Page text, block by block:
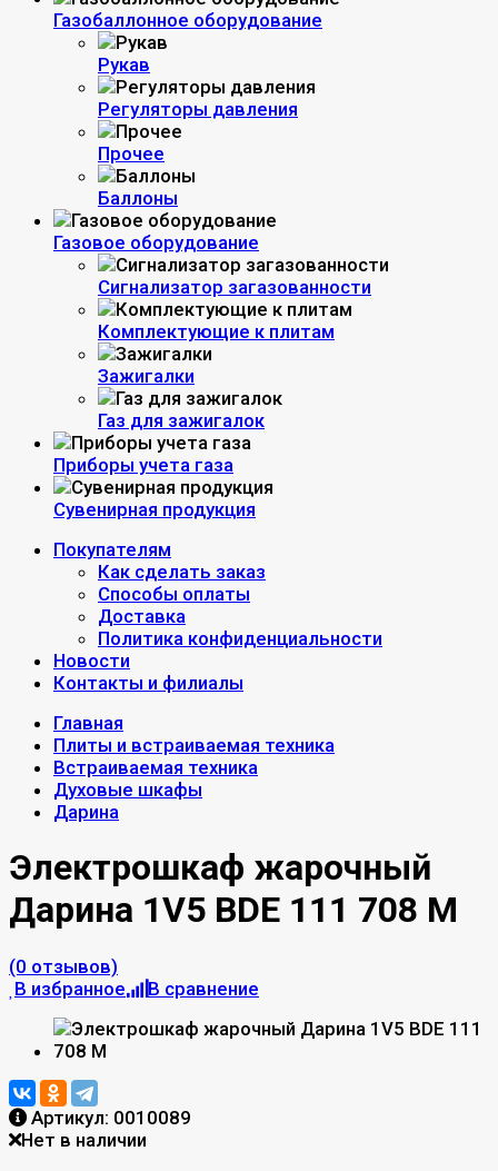
Газобаллонное оборудование
Рукав
Регуляторы давления
Прочее
Баллоны
Газовое оборудование
Сигнализатор загазованности
Комплектующие к плитам
Зажигалки
Газ для зажигалок
Приборы учета газа
Сувенирная продукция
Покупателям
Как сделать заказ
Способы оплаты
Доставка
Политика конфиденциальности
Новости
Контакты и филиалы
Главная
Плиты и встраиваемая техника
Встраиваемая техника
Духовые шкафы
Дарина
Электрошкаф жарочный
Дарина 1V5 BDE 111 708 M
(0 отзывов)
В избранное
В сравнение
Артикул: 0010089
Нет в наличии